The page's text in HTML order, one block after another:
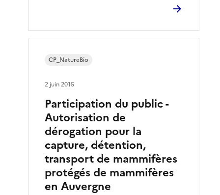
Participation du public -
Autorisation de
dérogation pour la
capture, détention,
transport de mammifères
protégés de mammifères
en Auvergne
CP_NatureBio
2 juin 2015